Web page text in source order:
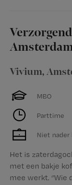
Vivium,
MBO
Parttime
Niet nader
Het is
met een bakje
mee werkt. ‘’Wie